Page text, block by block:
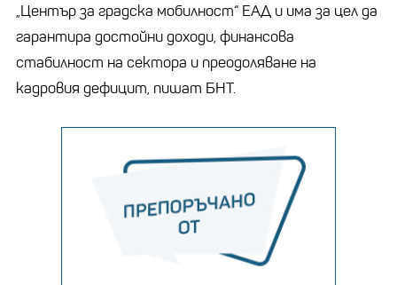
„Център за градска мобилност“ ЕАД и има за цел да
гарантира достойни доходи, финансова
стабилност на сектора и преодоляване на
кадровия дефицит, пишат БНТ.